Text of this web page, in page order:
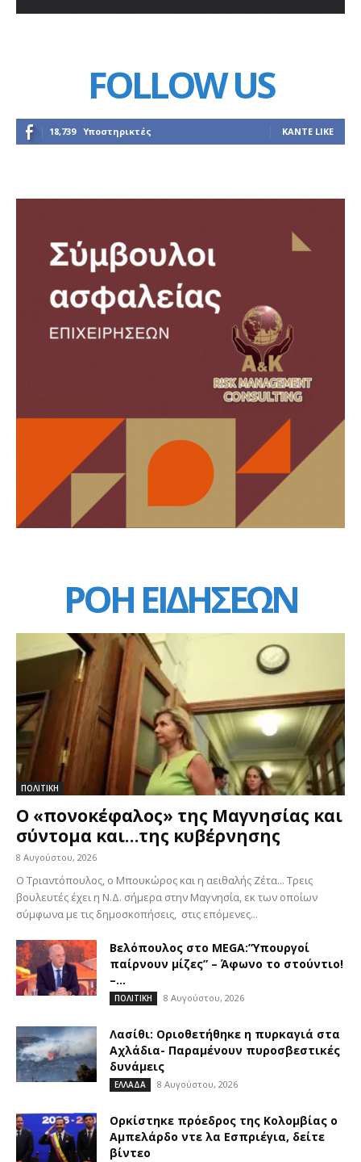
FOLLOW US
18,739 Υποστηρικτές ΚΆΝΤΕ LIKE
ΡΟΗ ΕΙΔΗΣΕΩΝ
ΠΟΛΙΤΙΚΗ
Ο «πονοκέφαλος» της Μαγνησίας και
σύντομα και…της κυβέρνησης
8 Αυγούστου, 2026
Ο Τριαντόπουλος, ο Μπουκώρος και η αειθαλής Ζέτα... Τρεις
βουλευτές έχει η Ν.Δ. σήμερα στην Μαγνησία, εκ των οποίων
σύμφωνα με τις δημοσκοπήσεις, στις επόμενες...
Βελόπουλος στο MEGA:”Υπουργοί
παίρνουν μίζες” – Άφωνο το στούντιο!
–...
ΠΟΛΙΤΙΚΗ 8 Αυγούστου, 2026
Λασίθι: Οριοθετήθηκε η πυρκαγιά στα
Αχλάδια- Παραμένουν πυροσβεστικές
δυνάμεις
ΕΛΛΑΔΑ 8 Αυγούστου, 2026
Ορκίστηκε πρόεδρος της Κολομβίας ο
Αμπελάρδο ντε λα Εσπριέγια, δείτε
βίντεο